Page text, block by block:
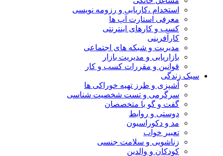
استخدام ،کاریابی و رزومه نویسی
معرفی استارت آپ ها
کسب و کارهای اینترنتی
کارآفرینی
مدیریت و شبکه های اجتماعی
بازاریابی و مدیریت بازار
قوانین و مقررات کسب و کار
سبک زندگی
آشپزی و طرز تهیه خوراکی ها
سرگرمی و تست شخصیت شناسی
گفت و گو با متخصصان
دوستی و روابط
مد و دکوراسیون
تعبیر خواب
زناشویی و سلامت جنسی
کودکان و والدین